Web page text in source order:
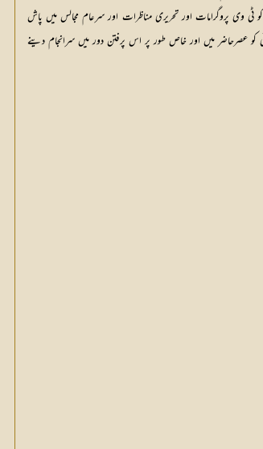
ٹی وی پروگرامات اور تحریری مناظرات اور سرعام مجالس میں پاش
کو عصرحاضر میں اور خاص طور پر اس پرفتن دور میں سرانجام دینے